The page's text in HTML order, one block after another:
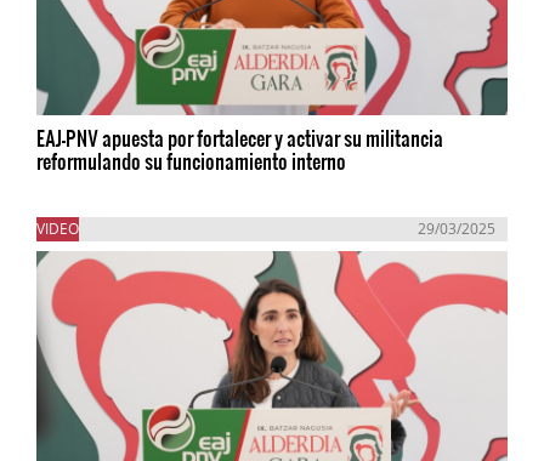
EAJ-PNV apuesta por fortalecer y activar su militancia
reformulando su funcionamiento interno
VIDEO 29/03/2025